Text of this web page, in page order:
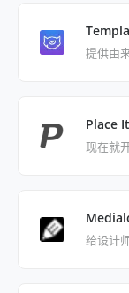
提供由
Place It
现在就
给设计